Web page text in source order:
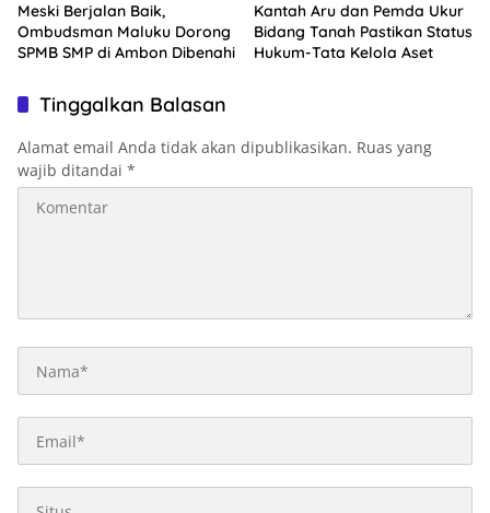
Meski Berjalan Baik,
Ombudsman Maluku Dorong
SPMB SMP di Ambon Dibenahi
Kantah Aru dan Pemda Ukur
Bidang Tanah Pastikan Status
Hukum-Tata Kelola Aset
Tinggalkan Balasan
Alamat email Anda tidak akan dipublikasikan. Ruas yang
wajib ditandai *